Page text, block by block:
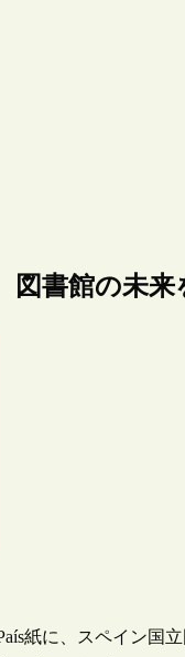
書館の未来
紙に、スペイン国